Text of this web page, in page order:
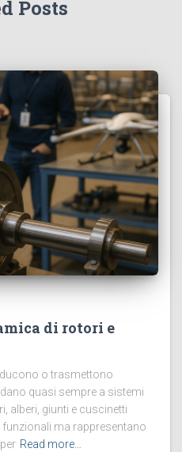
Posts
di rotori e
o trasmettono
quasi sempre a sistemi
alberi, giunti e cuscinetti
ma rappresentano
Read more…